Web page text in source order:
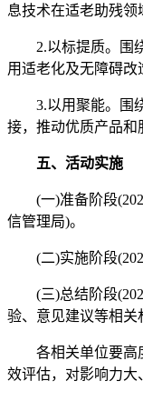
息技术在适老助残领
2.以标提质。围绕
用适老化及无障碍改
3.以用聚能。围绕
接，推动优质产品和
五、活动实施
(一)准备阶段(2026
信管理局)。
(二)实施阶段(2026
(三)总结阶段(2026
验、意见建议等相关
各相关单位要高度
效评估，对影响力大